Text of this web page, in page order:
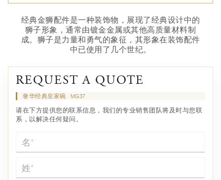
经典金狮配件是一种装饰物，展现了经典设计中的
狮子形象，通常由镀金金属或其他高质量材料制
成。狮子是力量和勇气的象征，其形象在装饰配件
中已使用了几个世纪。
REQUEST A QUOTE
奢华经典皇家碗 MG37
请在下方提供您的联系信息，我们的专业销售团队将及时与您联
系，以解决任何疑问。
名*
姓*